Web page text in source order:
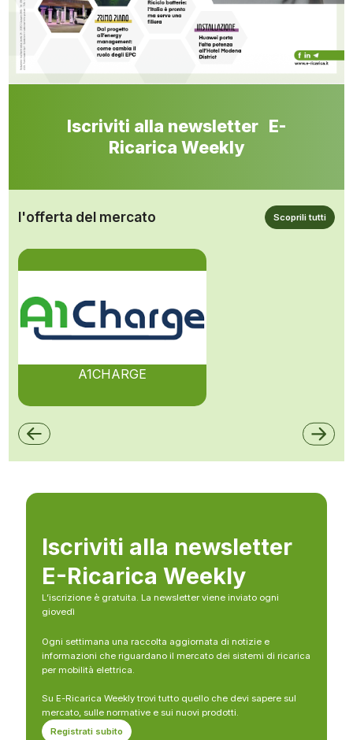
Iscriviti alla newsletter E-
Ricarica Weekly
l'offerta del mercato Scoprili tutti
A1CHARGE
Iscriviti alla newsletter
E-Ricarica Weekly
L’iscrizione è gratuita. La newsletter viene inviato ogni
giovedì
Ogni settimana una raccolta aggiornata di notizie e
informazioni che riguardano il mercato dei sistemi di ricarica
per mobilità elettrica.
Su E-Ricarica Weekly trovi tutto quello che devi sapere sul
mercato, sulle normative e sui nuovi prodotti.
Registrati subito